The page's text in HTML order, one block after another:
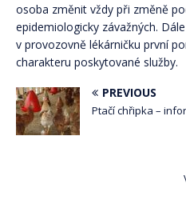
osoba změnit vždy při změně
epidemiologicky závažných.
v provozovně lékárničku první
charakteru poskytované služby.
PREVIOUS
Ptačí chřipka –